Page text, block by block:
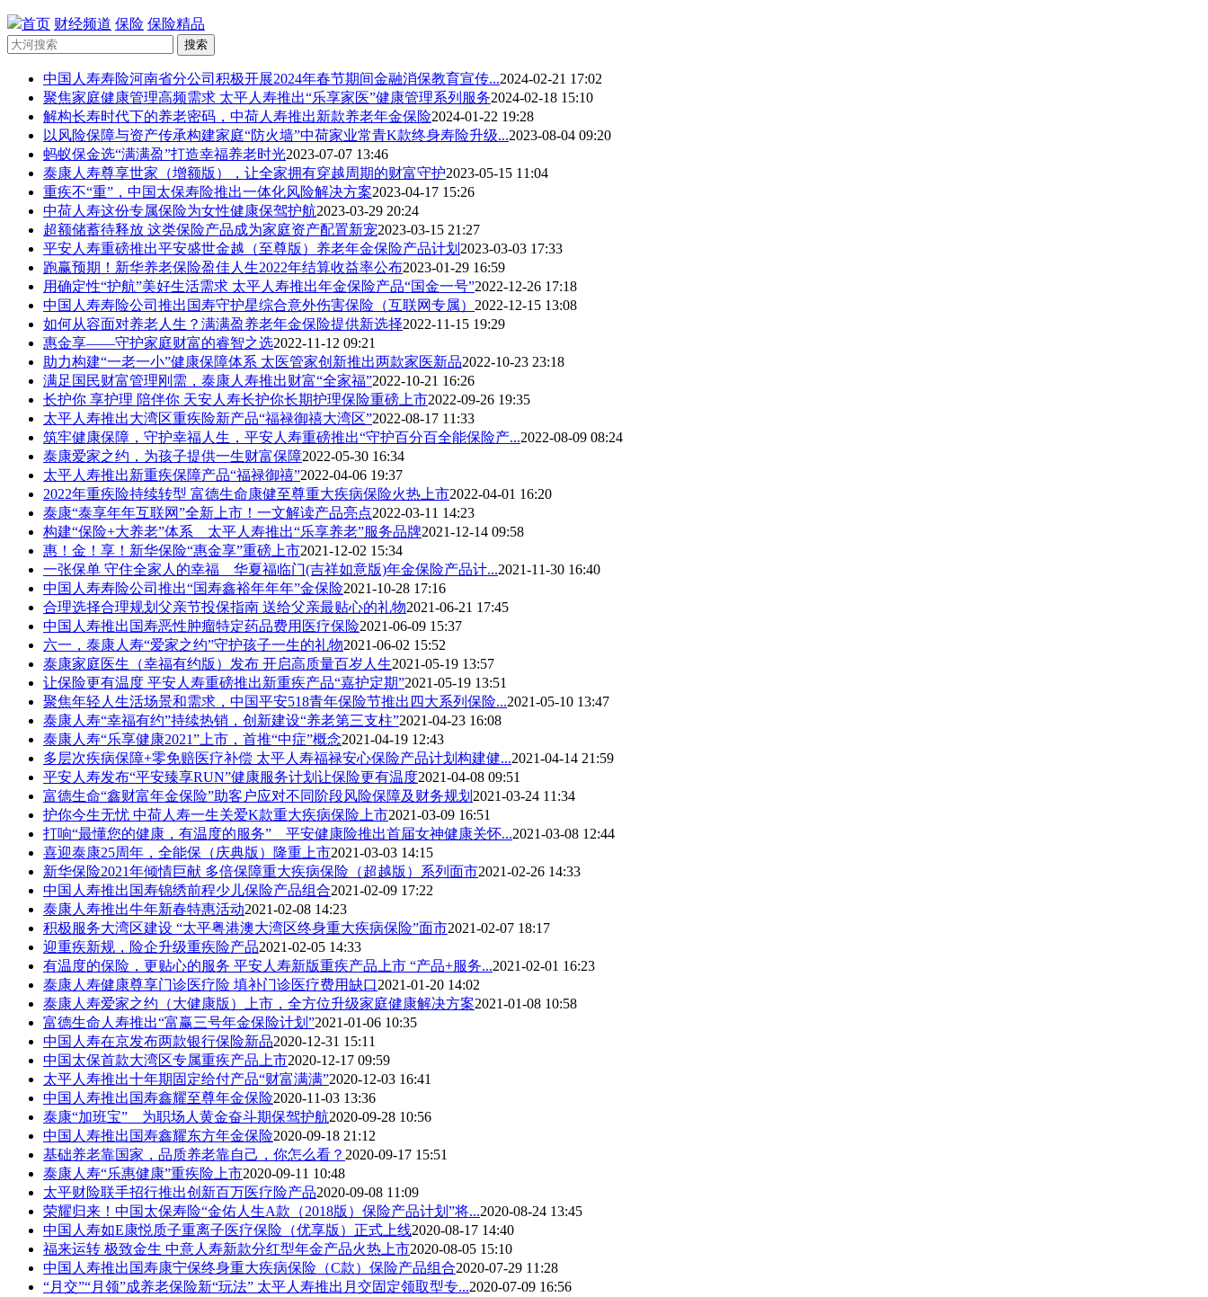
首页 财经频道 保险 保险精品
搜索
中国人寿寿险河南省分公司积极开展2024年春节期间金融消保教育宣传...2024-02-21 17:02
聚焦家庭健康管理高频需求 太平人寿推出“乐享家医”健康管理系列服务2024-02-18 15:10
解构长寿时代下的养老密码，中荷人寿推出新款养老年金保险2024-01-22 19:28
以风险保障与资产传承构建家庭“防火墙”中荷家业常青K款终身寿险升级...2023-08-04 09:20
蚂蚁保金选“满满盈”打造幸福养老时光2023-07-07 13:46
泰康人寿尊享世家（增额版），让全家拥有穿越周期的财富守护2023-05-15 11:04
重疾不“重”，中国太保寿险推出一体化风险解决方案2023-04-17 15:26
中荷人寿这份专属保险为女性健康保驾护航2023-03-29 20:24
超额储蓄待释放 这类保险产品成为家庭资产配置新宠2023-03-15 21:27
平安人寿重磅推出平安盛世金越（至尊版）养老年金保险产品计划 2023-03-03 17:33
跑赢预期！新华养老保险盈佳人生2022年结算收益率公布2023-01-29 16:59
用确定性“护航”美好生活需求 太平人寿推出年金保险产品“国金一号”2022-12-26 17:18
中国人寿寿险公司推出国寿守护星综合意外伤害保险（互联网专属） 2022-12-15 13:08
如何从容面对养老人生？满满盈养老年金保险提供新选择2022-11-15 19:29
惠金享——守护家庭财富的睿智之选2022-11-12 09:21
助力构建“一老一小”健康保障体系 太医管家创新推出两款家医新品2022-10-23 23:18
满足国民财富管理刚需，泰康人寿推出财富“全家福”2022-10-21 16:26
长护你 享护理 陪伴你 天安人寿长护你长期护理保险重磅上市2022-09-26 19:35
太平人寿推出大湾区重疾险新产品“福禄御禧大湾区”2022-08-17 11:33
筑牢健康保障，守护幸福人生，平安人寿重磅推出“守护百分百全能保险产...2022-08-09 08:24
泰康爱家之约，为孩子提供一生财富保障2022-05-30 16:34
太平人寿推出新重疾保障产品“福禄御禧”2022-04-06 19:37
2022年重疾险持续转型 富德生命康健至尊重大疾病保险火热上市2022-04-01 16:20
泰康“泰享年年互联网”全新上市！一文解读产品亮点2022-03-11 14:23
构建“保险+大养老”体系 太平人寿推出“乐享养老”服务品牌2021-12-14 09:58
惠！金！享！新华保险“惠金享”重磅上市2021-12-02 15:34
一张保单 守住全家人的幸福 华夏福临门(吉祥如意版)年金保险产品计...2021-11-30 16:40
中国人寿寿险公司推出“国寿鑫裕年年年”金保险2021-10-28 17:16
合理选择合理规划父亲节投保指南 送给父亲最贴心的礼物2021-06-21 17:45
中国人寿推出国寿恶性肿瘤特定药品费用医疗保险2021-06-09 15:37
六一，泰康人寿“爱家之约”守护孩子一生的礼物2021-06-02 15:52
泰康家庭医生（幸福有约版）发布 开启高质量百岁人生2021-05-19 13:57
让保险更有温度 平安人寿重磅推出新重疾产品“嘉护定期”2021-05-19 13:51
聚焦年轻人生活场景和需求，中国平安518青年保险节推出四大系列保险...2021-05-10 13:47
泰康人寿“幸福有约”持续热销，创新建设“养老第三支柱”2021-04-23 16:08
泰康人寿“乐享健康2021”上市，首推“中症”概念2021-04-19 12:43
多层次疾病保障+零免赔医疗补偿 太平人寿福禄安心保险产品计划构建健...2021-04-14 21:59
平安人寿发布“平安臻享RUN”健康服务计划让保险更有温度2021-04-08 09:51
富德生命“鑫财富年金保险”助客户应对不同阶段风险保障及财务规划 2021-03-24 11:34
护你今生无忧 中荷人寿一生关爱K款重大疾病保险上市2021-03-09 16:51
打响“最懂您的健康，有温度的服务” 平安健康险推出首届女神健康关怀...2021-03-08 12:44
喜迎泰康25周年，全能保（庆典版）隆重上市2021-03-03 14:15
新华保险2021年倾情巨献 多倍保障重大疾病保险（超越版）系列面市2021-02-26 14:33
中国人寿推出国寿锦绣前程少儿保险产品组合2021-02-09 17:22
泰康人寿推出牛年新春特惠活动2021-02-08 14:23
积极服务大湾区建设 “太平粤港澳大湾区终身重大疾病保险”面市2021-02-07 18:17
迎重疾新规，险企升级重疾险产品2021-02-05 14:33
有温度的保险，更贴心的服务 平安人寿新版重疾产品上市 “产品+服务...2021-02-01 16:23
泰康人寿健康尊享门诊医疗险 填补门诊医疗费用缺口2021-01-20 14:02
泰康人寿爱家之约（大健康版）上市，全方位升级家庭健康解决方案2021-01-08 10:58
富德生命人寿推出“富赢三号年金保险计划”2021-01-06 10:35
中国人寿在京发布两款银行保险新品2020-12-31 15:11
中国太保首款大湾区专属重疾产品上市2020-12-17 09:59
太平人寿推出十年期固定给付产品“财富满满”2020-12-03 16:41
中国人寿推出国寿鑫耀至尊年金保险2020-11-03 13:36
泰康“加班宝” 为职场人黄金奋斗期保驾护航2020-09-28 10:56
中国人寿推出国寿鑫耀东方年金保险2020-09-18 21:12
基础养老靠国家，品质养老靠自己，你怎么看？ 2020-09-17 15:51
泰康人寿“乐惠健康”重疾险上市2020-09-11 10:48
太平财险联手招行推出创新百万医疗险产品2020-09-08 11:09
荣耀归来！中国太保寿险“金佑人生A款（2018版）保险产品计划”将...2020-08-24 13:45
中国人寿如E康悦质子重离子医疗保险（优享版）正式上线2020-08-17 14:40
福来运转 极致金生 中意人寿新款分红型年金产品火热上市2020-08-05 15:10
中国人寿推出国寿康宁保终身重大疾病保险（C款）保险产品组合2020-07-29 11:28
“月交”“月领”成养老保险新“玩法” 太平人寿推出月交固定领取型专...2020-07-09 16:56